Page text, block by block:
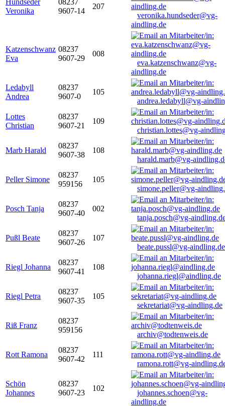
Hundseder
Veronika
08237
9607-14
207
veronika.hundseder@vg-
aindling.de
Katzenschwanz
Eva
08237
9607-29
008
eva.katzenschwanz@vg-
aindling.de
Ledabyll
Andrea
08237
9607-0
105
andrea.ledabyll@vg-
Lottes
Christian
08237
9607-21
109
christian.lottes@vg-
Marb Harald
08237
9607-38
108
harald.marb@vg-
Peller Simone
08237
959156
105
simone.peller@vg-
Posch Tanja
08237
9607-40
002
tanja.posch@vg-
Pußl Beate
08237
9607-26
107
beate.pussl@vg-aindling.de
Riegl Johanna
08237
9607-41
108
johanna.riegl@aindling.de
Riegl Petra
08237
9607-35
105
sekretariat@vg-aindling.de
Riß Franz
08237
959156
archiv@todtenweis.de
Rott Ramona
08237
9607-42
111
ramona.rott@vg-
Schön
Johannes
08237
9607-23
102
johannes.schoen@vg-
aindling.de